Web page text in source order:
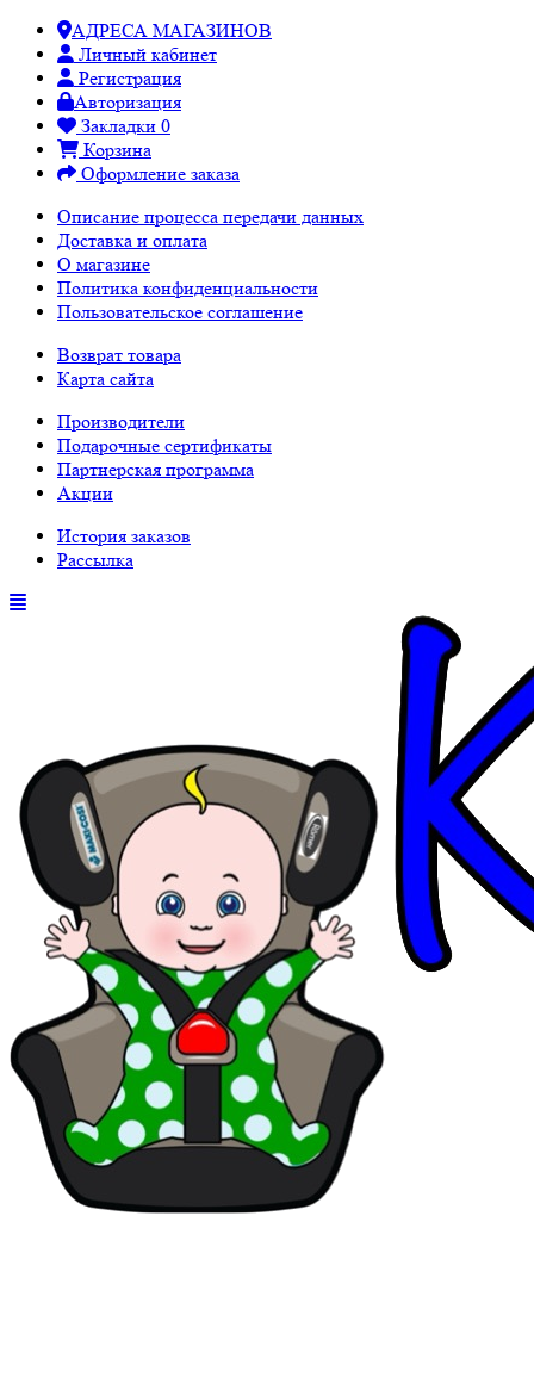
АДРЕСА МАГАЗИНОВ
Личный кабинет
Регистрация
Авторизация
Закладки 0
Корзина
Оформление заказа
Описание процесса передачи данных
Доставка и оплата
О магазине
Политика конфиденциальности
Пользовательское соглашение
Возврат товара
Карта сайта
Производители
Подарочные сертификаты
Партнерская программа
Акции
История заказов
Рассылка